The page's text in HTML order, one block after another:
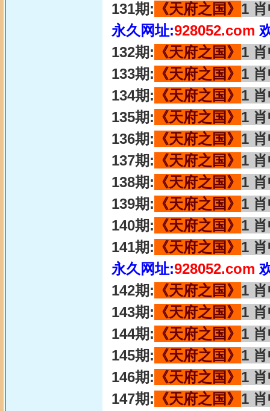
131期: 《天府之国》 1
永久网址:928052.com
132期: 《天府之国》 1
133期: 《天府之国》 1
134期: 《天府之国》 1
135期: 《天府之国》 1
136期: 《天府之国》 1
137期: 《天府之国》 1
138期: 《天府之国》 1
139期: 《天府之国》 1
140期: 《天府之国》 1
141期: 《天府之国》 1
永久网址:928052.com
142期: 《天府之国》 1
143期: 《天府之国》 1
144期: 《天府之国》 1
145期: 《天府之国》 1
146期: 《天府之国》 1
147期: 《天府之国》 1